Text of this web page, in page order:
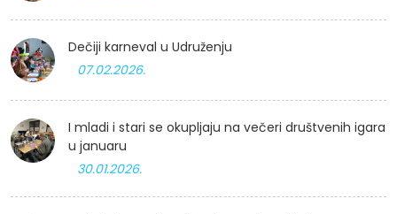
Dečiji karneval u Udruženju
07.02.2026.
I mladi i stari se okupljaju na večeri društvenih igara
u januaru
30.01.2026.